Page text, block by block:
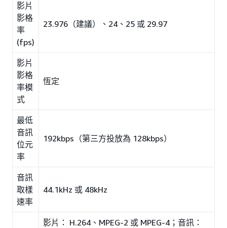
影片
影格
率
(fps)
23.976（建議）、24、25 或 29.97
影片
影格
率模
式
恆定
最低
音訊
位元
率
192kbps（第三方投放為 128kbps）
音訊
取樣
速率
44.1kHz 或 48kHz
影片： H.264、MPEG-2 或 MPEG-4；音訊：